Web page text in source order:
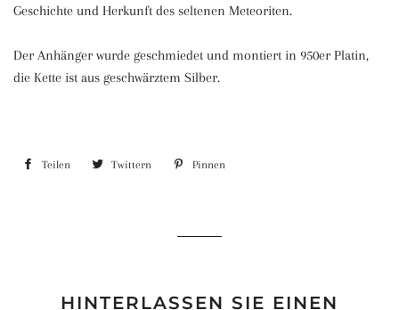
Geschichte und Herkunft des seltenen Meteoriten.
Der Anhänger wurde geschmiedet und montiert in 950er Platin,
die Kette ist aus geschwärztem Silber.
Teilen Auf Twittern Auf Pinnen
HINTERLASSEN SIE EINEN